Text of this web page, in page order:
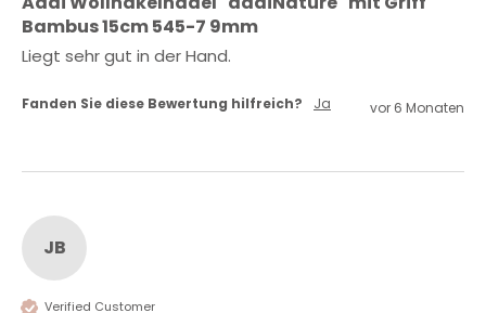
Bambus 15cm 545-7 9mm
Liegt sehr gut in der Hand.
Fanden Sie diese Bewertung hilfreich? Ja vor 6 Monaten
JB
Verified Customer